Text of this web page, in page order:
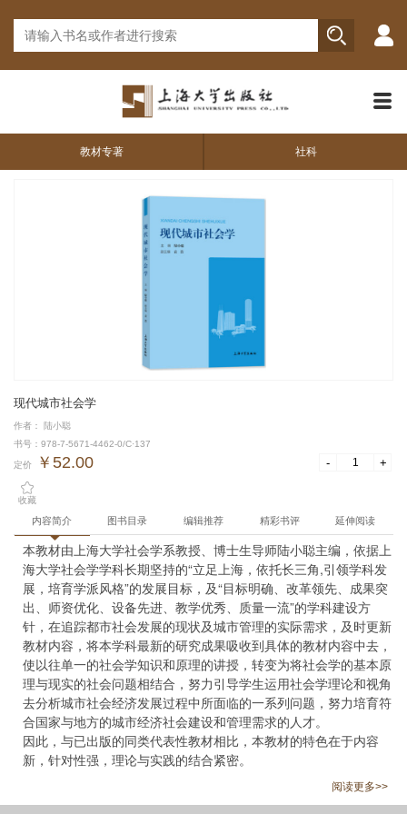
教材专著 社科
现代城市社会学
作者： 陆小聪
书号：978-7-5671-4462-0/C·137
定价 ￥52.00 - +
收藏
内容简介 图书目录 编辑推荐 精彩书评 延伸阅读
本教材由上海大学社会学系教授、博士生导师陆小聪主编，依据上
海大学社会学学科长期坚持的“立足上海，依托长三角,引领学科发
展，培育学派风格”的发展目标，及“目标明确、改革领先、成果突
出、师资优化、设备先进、教学优秀、质量一流”的学科建设方
针，在追踪都市社会发展的现状及城市管理的实际需求，及时更新
教材内容，将本学科最新的研究成果吸收到具体的教材内容中去，
使以往单一的社会学知识和原理的讲授，转变为将社会学的基本原
理与现实的社会问题相结合，努力引导学生运用社会学理论和视角
去分析城市社会经济发展过程中所面临的一系列问题，努力培育符
合国家与地方的城市经济社会建设和管理需求的人才。
因此，与已出版的同类代表性教材相比，本教材的特色在于内容
新，针对性强，理论与实践的结合紧密。
阅读更多>>